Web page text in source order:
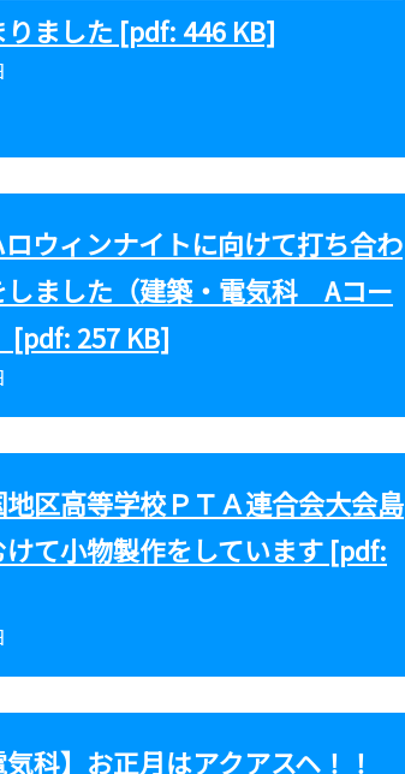
りました [pdf: 446 KB]
ウィンナイトに向けて打ち合わ
しました（建築・電気科 Aコー
[pdf: 257 KB]
区高等学校ＰＴＡ連合会大会島
て小物製作をしています [pdf:
気科】お正月はアクアスヘ！！